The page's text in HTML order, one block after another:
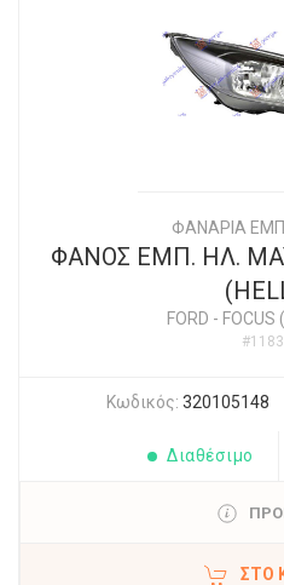
ΦΑΝΑΡΙΑ
ΦΑΝΟΣ ΕΜΠ. ΗΛ.
FORD -
Κωδικός: 320105148
Διαθέσιμο
ΣΤΟ